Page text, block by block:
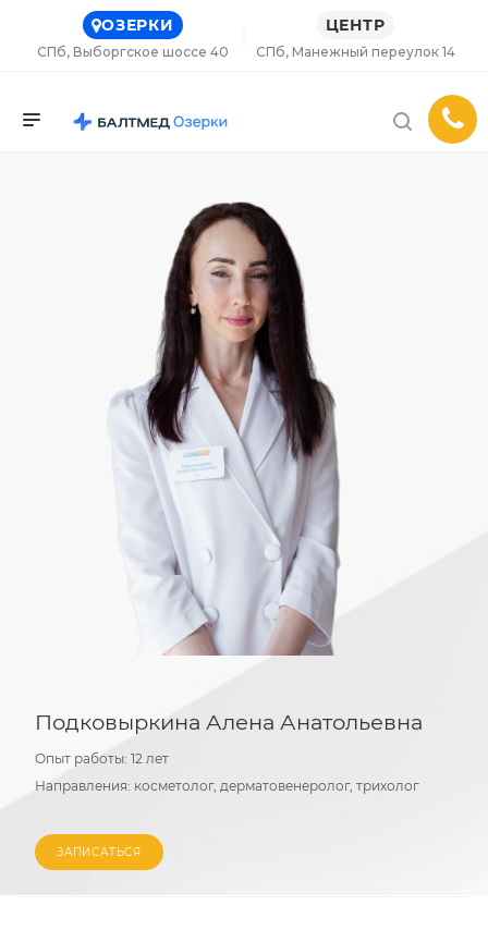
ОЗЕРКИ
СПб, Выборгское шоссе 40
ЦЕНТР
СПб, Манежный переулок 14
Подковыркина Алена Анатольевна
Опыт работы: 12 лет
Направления: косметолог, дерматовенеролог, трихолог
ЗАПИСАТЬСЯ